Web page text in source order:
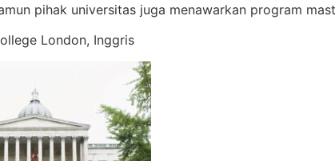
pihak universitas juga menawarkan program
London, Inggris